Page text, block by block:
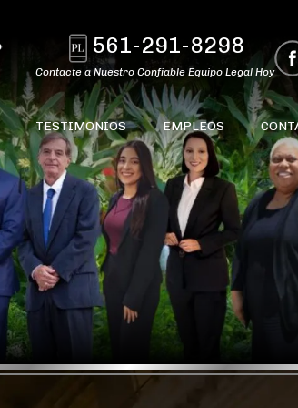
561-291-8298
Contacte a Nuestro Confiable Equipo Legal Hoy
TESTIMONIOS EMPLEOS